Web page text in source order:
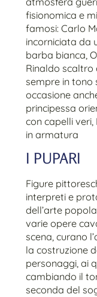
fisionomica e
famosi: Carlo
incorniciata da
barba bianca,
Rinaldo scaltro
sempre in tono
occasione
principessa
con capelli
in armatura
I PUPARI
Figure
interpreti e
dell’arte
varie opere
scena, curano
la costruzione
personaggi, ai
cambiando il
seconda del